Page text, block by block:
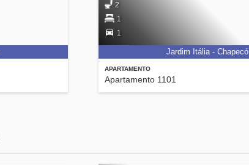
APARTAMENTO
Apartamento 1101
2
1
1
Jardim Itália - Chapecó